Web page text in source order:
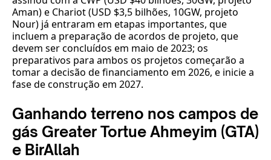
Aman) e Chariot (USD $3,5 bilhões, 10GW, projeto
Nour) já entraram em etapas importantes, que
incluem a preparação de acordos de projeto, que
devem ser concluídos em maio de 2023; os
preparativos para ambos os projetos começarão a
tomar a decisão de financiamento em 2026, e inicie a
fase de construção em 2027.
Ganhando terreno nos campos de
gás Greater Tortue Ahmeyim (GTA)
e BirAllah